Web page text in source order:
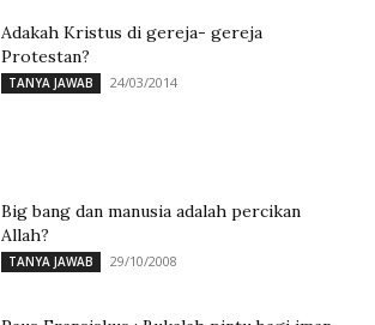
Adakah Kristus di gereja- gereja
Protestan?
TANYA JAWAB 24/03/2014
Big bang dan manusia adalah percikan
Allah?
TANYA JAWAB 29/10/2008